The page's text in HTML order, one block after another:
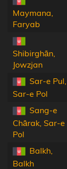
Maymana,
Faryab
Shibirghān,
Jowzjan
Sar-e Pul,
Sar-e Pol
Sang-e
Chārak, Sar-e
Pol
Balkh,
Balkh